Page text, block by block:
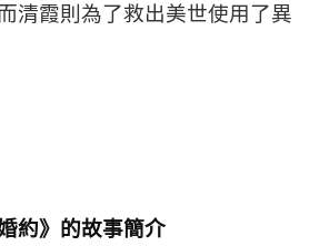
清霞則為了救出美世使用了異
約》的故事簡介